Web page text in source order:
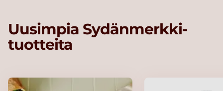
Uusimpia Sydänmerkki-
tuotteita